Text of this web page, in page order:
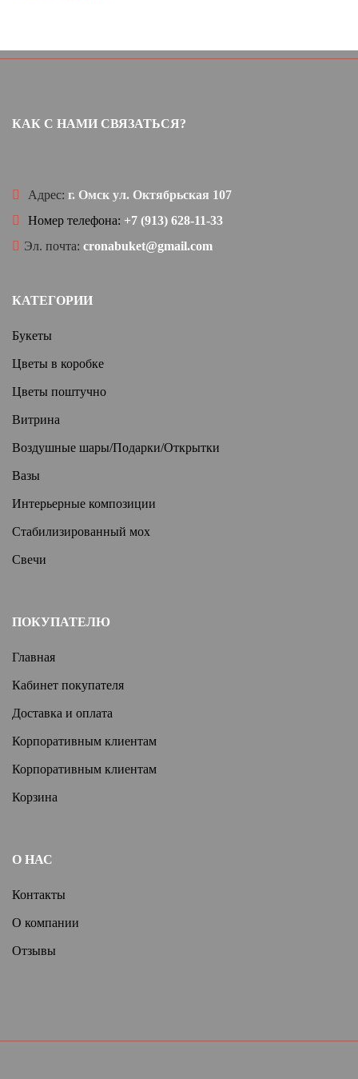
КАК С НАМИ СВЯЗАТЬСЯ?
Адрес: г. Омск ул. Октябрьская 107
Номер телефона: +7 (913) 628-11-33
Эл. почта: cronabuket@gmail.com
КАТЕГОРИИ
Букеты
Цветы в коробке
Цветы поштучно
Витрина
Воздушные шары/Подарки/Открытки
Вазы
Интерьерные композиции
Стабилизированный мох
Свечи
ПОКУПАТЕЛЮ
Главная
Кабинет покупателя
Доставка и оплата
Корпоративным клиентам
Корпоративным клиентам
Корзина
О НАС
Контакты
О компании
Отзывы